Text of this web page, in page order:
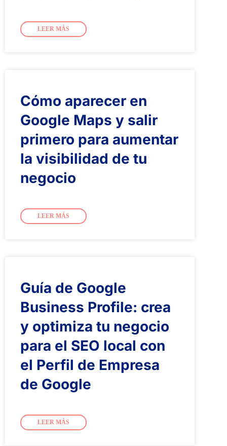
LEER MÁS
Cómo aparecer en
Google Maps y salir
primero para aumentar
la visibilidad de tu
negocio
LEER MÁS
Guía de Google
Business Profile: crea
y optimiza tu negocio
para el SEO local con
el Perfil de Empresa
de Google
LEER MÁS